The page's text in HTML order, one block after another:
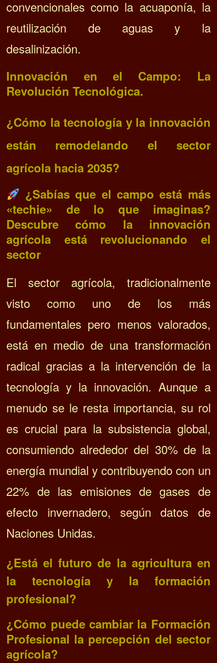
convencionales como la acuaponía, la
reutilización de aguas y la
desalinización.
Innovación en el Campo: La
Revolución Tecnológica.
¿Cómo la tecnología y la innovación
están remodelando el sector
agrícola hacia 2035?
¿Sabías que el campo está más
«techie» de lo que imaginas?
Descubre cómo la innovación
agrícola está revolucionando el
sector
El sector agrícola, tradicionalmente
visto como uno de los más
fundamentales pero menos valorados,
está en medio de una transformación
radical gracias a la intervención de la
tecnología y la innovación. Aunque a
menudo se le resta importancia, su rol
es crucial para la subsistencia global,
consumiendo alrededor del 30% de la
energía mundial y contribuyendo con un
22% de las emisiones de gases de
efecto invernadero, según datos de
Naciones Unidas.
¿Está el futuro de la agricultura en
la tecnología y la formación
profesional?
¿Cómo puede cambiar la Formación
Profesional la percepción del sector
agrícola?